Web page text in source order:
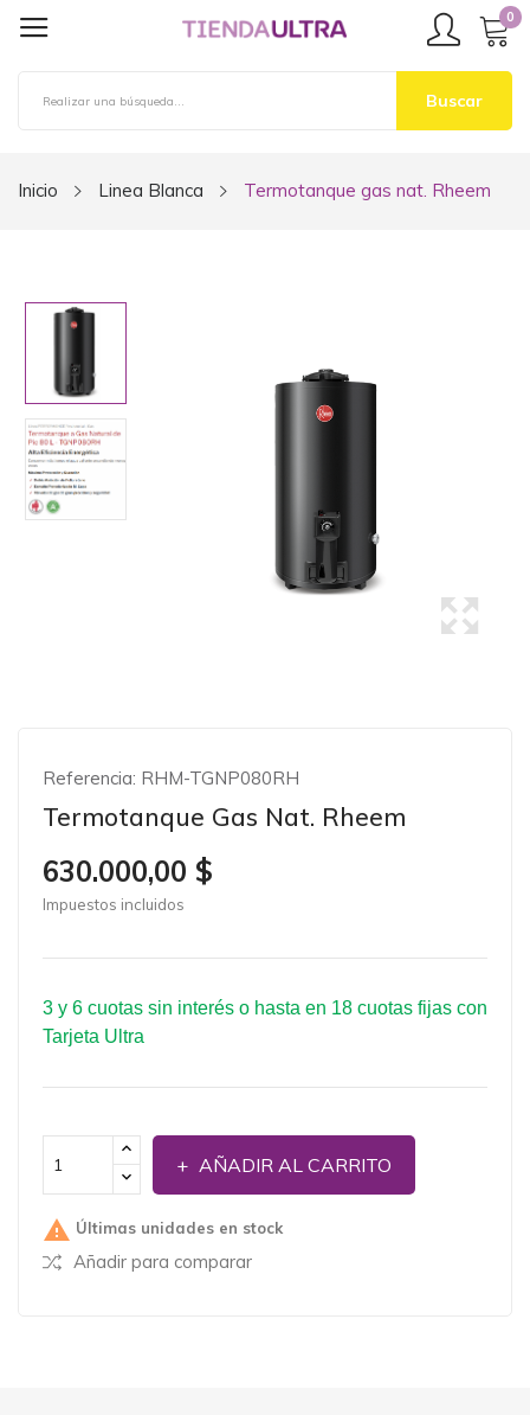
0
Buscar
Inicio Linea Blanca Termotanque gas nat. Rheem
Referencia: RHM-TGNP080RH
Termotanque Gas Nat. Rheem
630.000,00 $
Impuestos incluidos
3 y 6 cuotas sin interés o hasta en 18 cuotas fijas con
Tarjeta Ultra
AÑADIR AL CARRITO
 Últimas unidades en stock
Añadir para comparar